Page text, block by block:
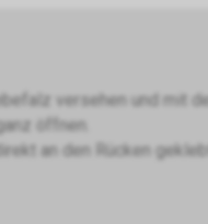
versehen und mit
öffnen.
an den Rücken